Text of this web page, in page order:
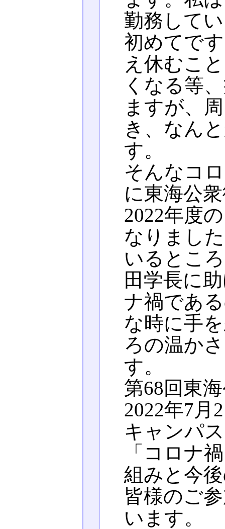
勤務して
初めてで
え休むこ
くなる等
ますが、
き、なん
す。
そんなコ
に東海公
2022年度
なりまし
いるとこ
田学長に
ナ禍であ
な時に手
ろの温か
す。
第68回東
2022年7月
キャンパ
「コロナ
組みと今
皆様のご
います。